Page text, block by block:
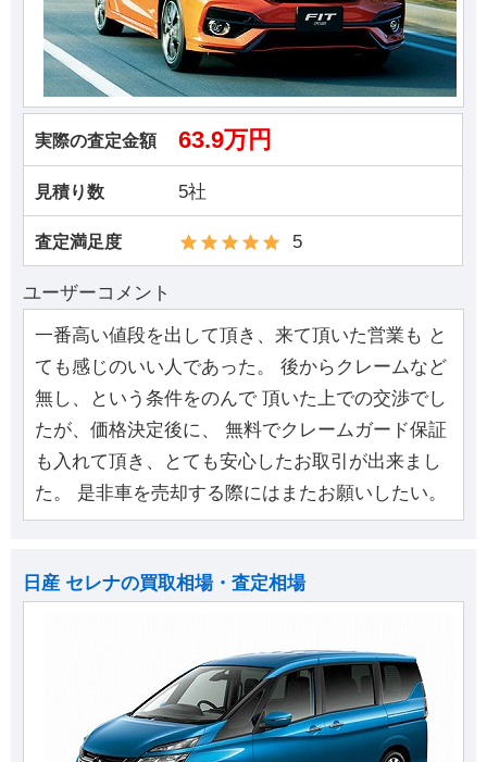
実際の査定金額 63.9万円
見積り数 5社
査定満足度 5
ユーザーコメント
一番高い値段を出して頂き、来て頂いた営業も と
ても感じのいい人であった。 後からクレームなど
無し、という条件をのんで 頂いた上での交渉でし
たが、価格決定後に、 無料でクレームガード保証
も入れて頂き、とても安心したお取引が出来まし
た。 是非車を売却する際にはまたお願いしたい。
日産 セレナの買取相場・査定相場